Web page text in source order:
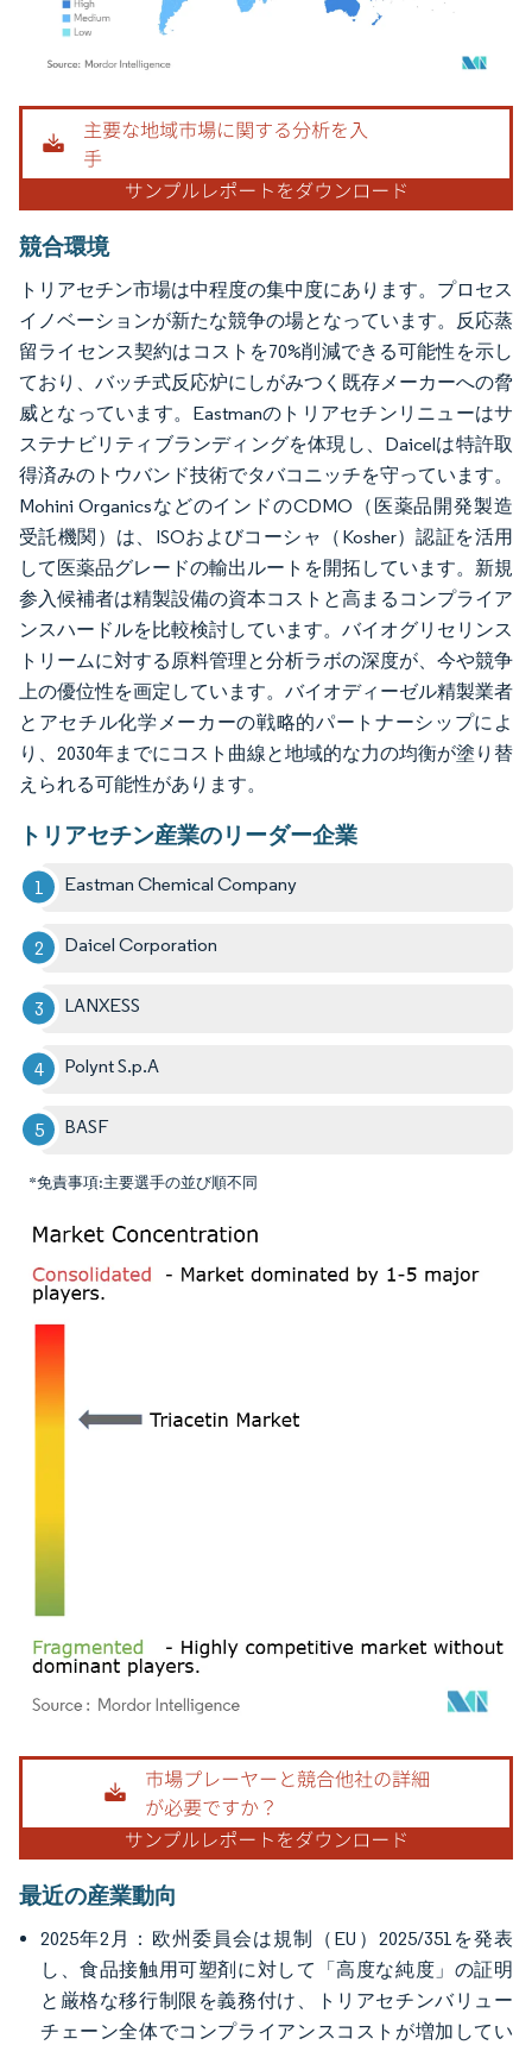
画像 © Mordor Intelligence。再利用にはCC BY 4.0の表示が必要です。
競合環境
トリアセチン市場は中程度の集中度にあります。プロセス
イノベーションが新たな競争の場となっています。反応蒸
留ライセンス契約はコストを70%削減できる可能性を示し
ており、バッチ式反応炉にしがみつく既存メーカーへの脅
威となっています。Eastmanのトリアセチンリニューはサ
ステナビリティブランディングを体現し、Daicelは特許取
得済みのトウバンド技術でタバコニッチを守っています。
Mohini OrganicsなどのインドのCDMO（医薬品開発製造
受託機関）は、ISOおよびコーシャ（Kosher）認証を活用
して医薬品グレードの輸出ルートを開拓しています。新規
参入候補者は精製設備の資本コストと高まるコンプライア
ンスハードルを比較検討しています。バイオグリセリンス
トリームに対する原料管理と分析ラボの深度が、今や競争
上の優位性を画定しています。バイオディーゼル精製業者
とアセチル化学メーカーの戦略的パートナーシップによ
り、2030年までにコスト曲線と地域的な力の均衡が塗り替
えられる可能性があります。
トリアセチン産業のリーダー企業
Eastman Chemical Company
Daicel Corporation
LANXESS
Polynt S.p.A
BASF
*免責事項:主要選手の並び順不同
画像 © Mordor Intelligence。再利用にはCC BY 4.0の表示が必要です。
最近の産業動向
2025年2月：欧州委員会は規制（EU）2025/351を発表
し、食品接触用可塑剤に対して「高度な純度」の証明
と厳格な移行制限を義務付け、トリアセチンバリュー
チェーン全体でコンプライアンスコストが増加してい